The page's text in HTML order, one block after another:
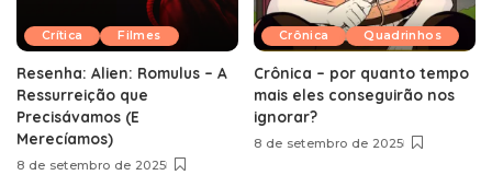
Crítica Filmes
Resenha: Alien: Romulus – A
Ressurreição que
Precisávamos (E
Merecíamos)
8 de setembro de 2025
Crônica Quadrinhos
Crônica – por quanto tempo
mais eles conseguirão nos
ignorar?
8 de setembro de 2025